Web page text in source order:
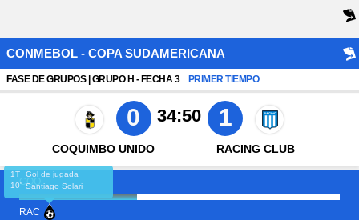
CONMEBOL - COPA SUDAMERICANA
FASE DE GRUPOS | GRUPO H - FECHA 3 PRIMER TIEMPO
COQUIMBO UNIDO
0 34:50 1
RACING CLUB
1T
10'
Gol de jugada
Santiago Solari
COQ
RAC